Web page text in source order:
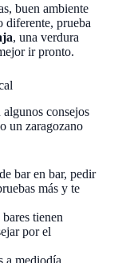
buen ambiente
diferente, prueba
, una verdura
ir pronto.
consejos
un zaragozano
bar en bar, pedir
más y te
tienen
por el
a mediodía